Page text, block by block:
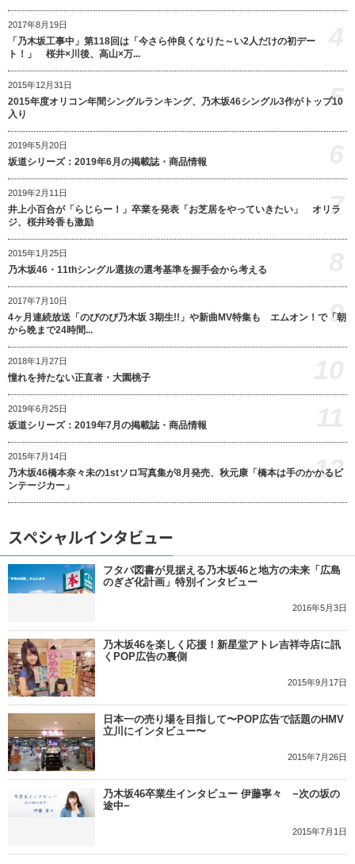
2017年8月19日
「乃木坂工事中」第118回は「今さら仲良くなりた～い2人だけの初デー
ト！」 桜井×川後、高山×万...
2015年12月31日
2015年度オリコン年間シングルランキング、乃木坂46シングル3作がトップ10
入り
5
2019年5月20日
坂道シリーズ：2019年6月の掲載誌・商品情報
2019年2月11日
井上小百合が「らじらー！」卒業を発表「お芝居をやっていきたい」 オリラ
ジ、桜井玲香も激励
7
2015年1月25日
乃木坂46・11thシングル選抜の選考基準を握手会から考える
2017年7月10日
4ヶ月連続放送「のびのび乃木坂 3期生!!」や新曲MV特集も エムオン！で「朝
から晩まで24時間...
9
2018年1月27日
憧れを持たない正直者・大園桃子
2019年6月25日
坂道シリーズ：2019年7月の掲載誌・商品情報
2015年7月14日
乃木坂46橋本奈々未の1stソロ写真集が8月発売、秋元康「橋本は手のかかるビ
ンテージカー」
12
スペシャルインタビュー
フタバ図書が見据える乃木坂46と地方の未来「広島
のぎざ化計画」特別インタビュー
2016年5月3日
乃木坂46を楽しく応援！新星堂アトレ吉祥寺店に訊
くPOP広告の裏側
2015年9月17日
日本一の売り場を目指して〜POP広告で話題のHMV
立川にインタビュー〜
2015年7月26日
乃木坂46卒業生インタビュー 伊藤寧々 −次の坂の
途中−
2015年7月1日